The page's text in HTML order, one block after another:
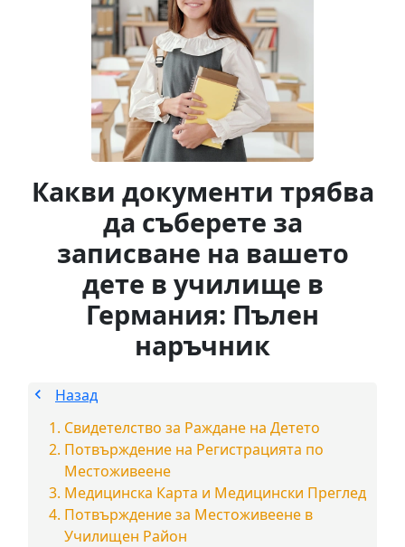
Какви документи трябва
да съберете за
записване на вашето
дете в училище в
Германия: Пълен
наръчник
Назад
Свидетелство за Раждане на Детето
Потвърждение на Регистрацията по
Местоживеене
Медицинска Карта и Медицински Преглед
Потвърждение за Местоживеене в
Училищен Район